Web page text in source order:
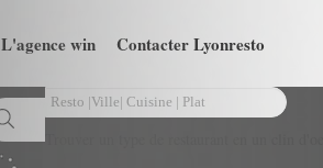
L'agence win Contacter Lyonresto